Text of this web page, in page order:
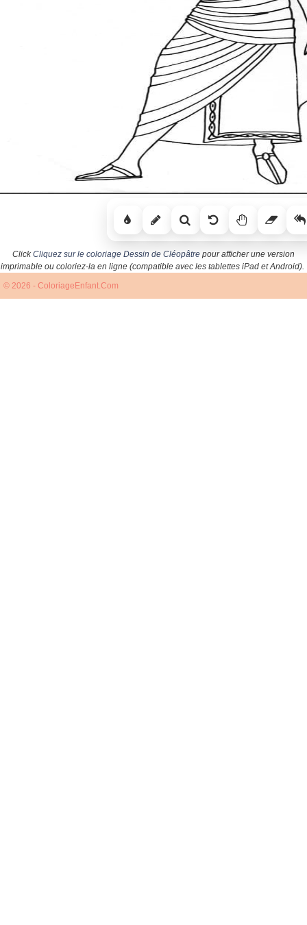
ClickCliquez sur le coloriage Dessin de Cléopâtre pour afficher une version
imprimable ou coloriez-la en ligne (compatible avec les tablettes iPad et Android).
© 2026 - ColoriageEnfant.Com